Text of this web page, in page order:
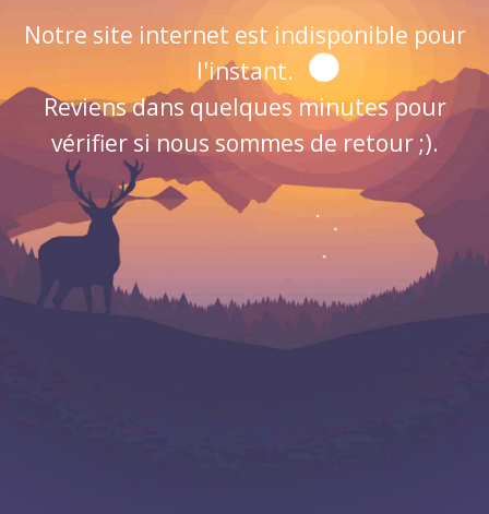
Notre site internet est indisponible pour
l'instant.
Reviens dans quelques minutes pour
vérifier si nous sommes de retour ;).